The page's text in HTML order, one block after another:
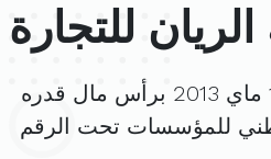
للتجارة
للمؤسسات تحت الرقم